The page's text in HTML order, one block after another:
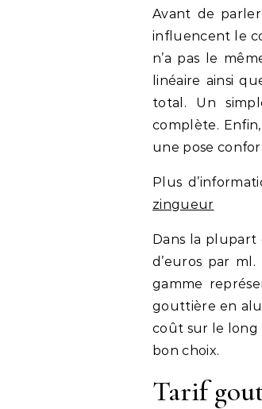
Avant de
influencent le
n’a pas le
linéaire ainsi
total. Un
complète.
une pose
Plus
zingueur
Dans la plupart
d’euros par
gamme
gouttière en
coût sur le long
bon choix.
Tarif